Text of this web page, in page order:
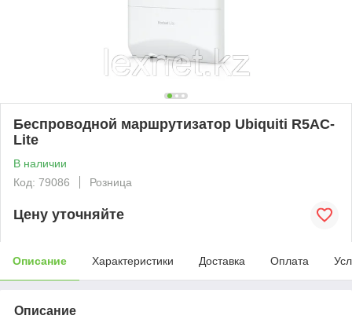
Беспроводной маршрутизатор Ubiquiti R5AC-
Lite
В наличии
Код: 79086
Розница
Цену уточняйте
Описание Характеристики Доставка Оплата
Описание